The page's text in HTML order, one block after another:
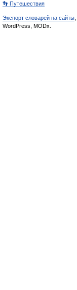
👣 Путешествия
Экспорт словарей на сайты
WordPress, MODx.